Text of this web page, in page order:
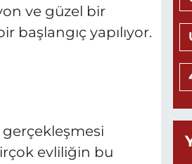
ve güzel bir
başlangıç yapılıyor.
gerçekleşmesi
evliliğin bu